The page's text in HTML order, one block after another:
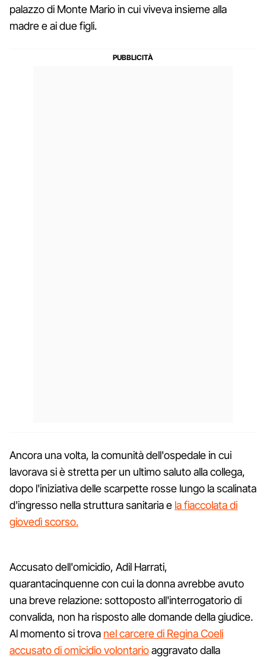
palazzo di Monte Mario in cui viveva insieme alla
madre e ai due figli.
Ancora una volta, la comunità dell'ospedale in cui
lavorava si è stretta per un ultimo saluto alla collega,
dopo l'iniziativa delle scarpette rosse lungo la scalinata
d'ingresso nella struttura sanitaria e la fiaccolata di
giovedì scorso.
Accusato dell'omicidio, Adil Harrati,
quarantacinquenne con cui la donna avrebbe avuto
una breve relazione: sottoposto all'interrogatorio di
convalida, non ha risposto alle domande della giudice.
Al momento si trova nel carcere di Regina Coeli
accusato di omicidio volontarioaggravato dalla